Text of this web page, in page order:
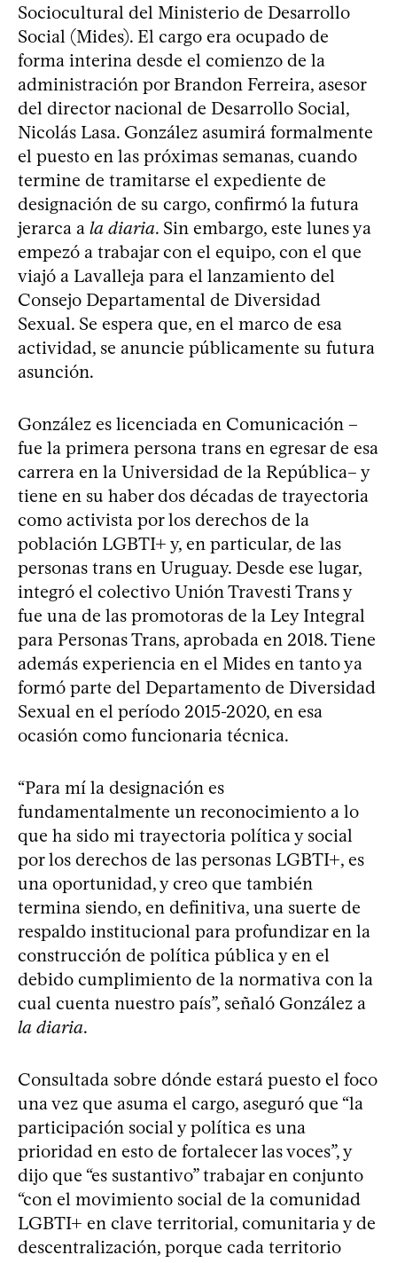
Sociocultural del Ministerio de Desarrollo
Social (Mides). El cargo era ocupado de
forma interina desde el comienzo de la
administración por Brandon Ferreira, asesor
del director nacional de Desarrollo Social,
Nicolás Lasa. González asumirá formalmente
el puesto en las próximas semanas, cuando
termine de tramitarse el expediente de
designación de su cargo, confirmó la futura
jerarca a la diaria. Sin embargo, este lunes ya
empezó a trabajar con el equipo, con el que
viajó a Lavalleja para el lanzamiento del
Consejo Departamental de Diversidad
Sexual. Se espera que, en el marco de esa
actividad, se anuncie públicamente su futura
asunción.
González es licenciada en Comunicación –
fue la primera persona trans en egresar de esa
carrera en la Universidad de la República– y
tiene en su haber dos décadas de trayectoria
como activista por los derechos de la
población LGBTI+ y, en particular, de las
personas trans en Uruguay. Desde ese lugar,
integró el colectivo Unión Travesti Trans y
fue una de las promotoras de la Ley Integral
para Personas Trans, aprobada en 2018. Tiene
además experiencia en el Mides en tanto ya
formó parte del Departamento de Diversidad
Sexual en el período 2015-2020, en esa
ocasión como funcionaria técnica.
“Para mí la designación es
fundamentalmente un reconocimiento a lo
que ha sido mi trayectoria política y social
por los derechos de las personas LGBTI+, es
una oportunidad, y creo que también
termina siendo, en definitiva, una suerte de
respaldo institucional para profundizar en la
construcción de política pública y en el
debido cumplimiento de la normativa con la
cual cuenta nuestro país”, señaló González a
la diaria.
Consultada sobre dónde estará puesto el foco
una vez que asuma el cargo, aseguró que “la
participación social y política es una
prioridad en esto de fortalecer las voces”, y
dijo que “es sustantivo” trabajar en conjunto
“con el movimiento social de la comunidad
LGBTI+ en clave territorial, comunitaria y de
descentralización, porque cada territorio